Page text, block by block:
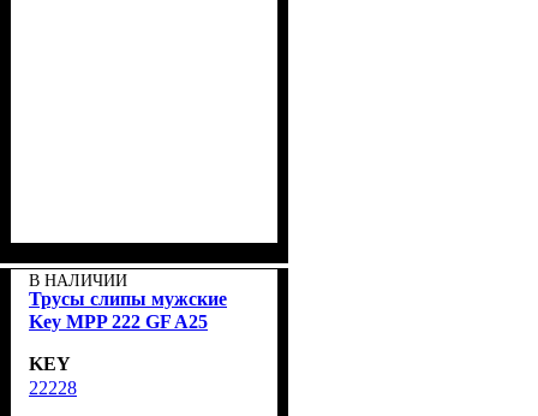
В НАЛИЧИИ
Трусы слипы мужские
Key MPP 222 GF A25
KEY
22228